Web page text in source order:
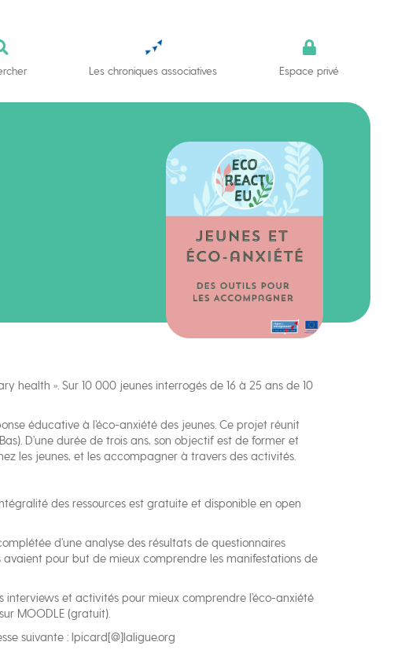
Les chroniques associatives Espace privé
health ». Sur 10 000 jeunes interrogés de 16 à 25 ans de 10
éducative à l’éco-anxiété des jeunes. Ce projet réunit
D’une durée de trois ans, son objectif est de former et
les jeunes, et les accompagner à travers des activités.
des ressources est gratuite et disponible en open
d’une analyse des résultats de questionnaires
avaient pour but de mieux comprendre les manifestations de
interviews et activités pour mieux comprendre l’éco-anxiété
MOODLE (gratuit).
suivante : lpicard[@]laligue.org